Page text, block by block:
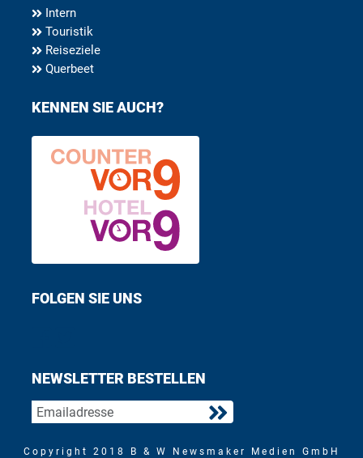
Intern
Touristik
Reiseziele
Querbeet
KENNEN SIE AUCH?
FOLGEN SIE UNS
NEWSLETTER BESTELLEN
Copyright 2018 B & W Newsmaker Medien GmbH